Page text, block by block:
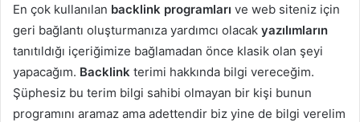
En çok kullanılan backlink programları ve web siteniz için
geri bağlantı oluşturmanıza yardımcı olacak yazılımların
tanıtıldığı içeriğimize bağlamadan önce klasik olan şeyi
yapacağım. Backlink terimi hakkında bilgi vereceğim.
Şüphesiz bu terim bilgi sahibi olmayan bir kişi bunun
programını aramaz ama adettendir biz yine de bilgi verelim